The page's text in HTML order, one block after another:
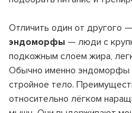
Отличить один от другого
эндоморфы — люди с
подкожным слоем жира,
Обычно именно эндоморфы
стройное тело.
относительно лёгком